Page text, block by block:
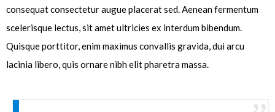
consequat consectetur augue placerat sed. Aenean fermentum
scelerisque lectus, sit amet ultricies ex interdum bibendum.
Quisque porttitor, enim maximus convallis gravida, dui arcu
lacinia libero, quis ornare nibh elit pharetra massa.